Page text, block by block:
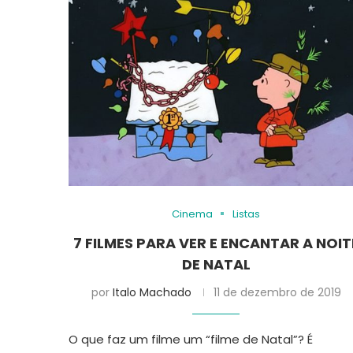
Cinema Listas
7 FILMES PARA VER E ENCANTAR A
DE NATAL
por Italo Machado 11 de dezembro de 2019
O que faz um filme um “filme de Natal”? É